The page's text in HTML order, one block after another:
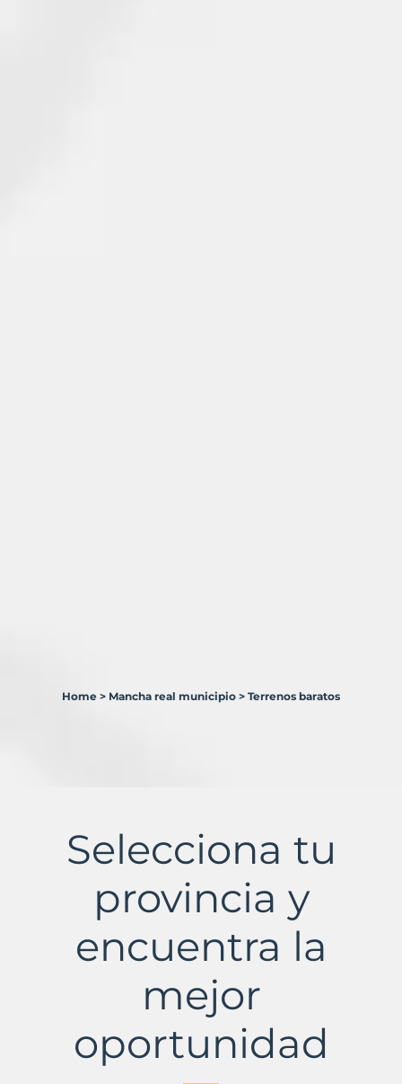
Murbalands
Home > Mancha real municipio > Terrenos baratos
Selecciona tu
provincia y
encuentra la
mejor
oportunidad